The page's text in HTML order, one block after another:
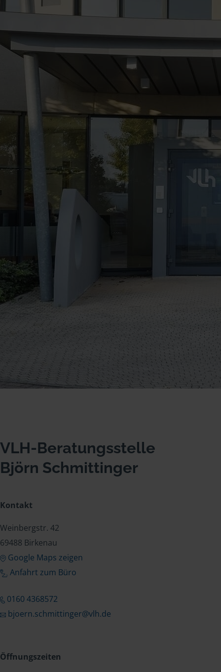
VLH-Beratungsstelle
Björn Schmittinger
Kontakt
Weinbergstr. 42
69488 Birkenau
Google Maps zeigen
Anfahrt zum Büro
0160 4368572
bjoern.schmittinger@vlh.de
Öffnungszeiten